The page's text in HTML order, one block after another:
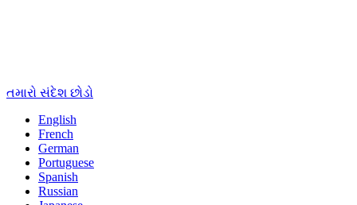
તમારો સંદેશ છોડો
English
French
German
Portuguese
Spanish
Russian